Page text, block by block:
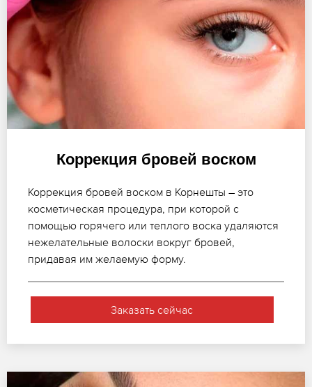
Коррекция бровей воском
Коррекция бровей воском в Корнешты – это
косметическая процедура, при которой с
помощью горячего или теплого воска удаляются
нежелательные волоски вокруг бровей,
придавая им желаемую форму.
Заказать сейчас